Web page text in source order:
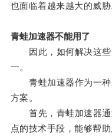
也面临着越来越大的威胁
青蛙加速器不能用了
因此，如何解决这些
一。
青蛙加速器作为一种
方案。
首先，青蛙加速器通
点的技术手段，能够帮